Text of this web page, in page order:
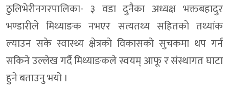
ठुलिभेरीनगरपालिका- ३ वडा दुनैका अध्यक्ष भक्तबहादुर
भण्डारीले मिथ्याङक नभएर सत्यतथ्य सहितकाे तथ्यांक
ल्याउन सके स्वास्थ्य क्षेत्रकाे विकासकाे सुचकमा थप गर्न
सकिने उल्लेख गर्दै मिथ्याङकले स्वयम् आफू र संस्थागत घाटा
हुने बताउनु भयाे ।